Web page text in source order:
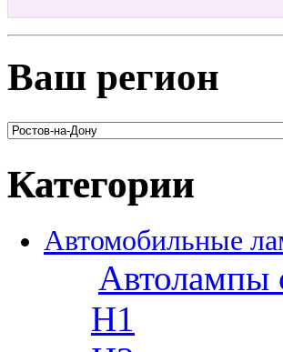
Ваш регион
Категории
Автомобильные
Автолампы
H1